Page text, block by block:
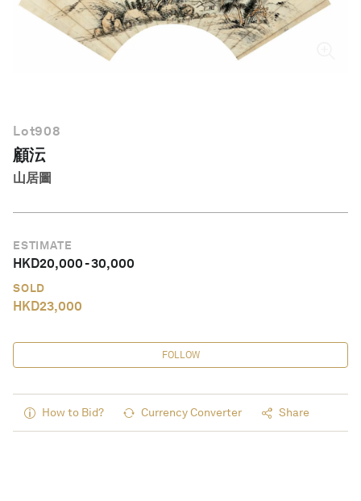
繁體中文
Lot908
顧沄
山居圖
ESTIMATE
HKD20,000-30,000
SOLD
HKD23,000
FOLLOW
How to Bid? Currency Converter Share